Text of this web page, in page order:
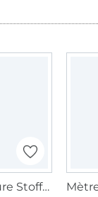
Règle couture Stoffe Hemmers, 20 cm